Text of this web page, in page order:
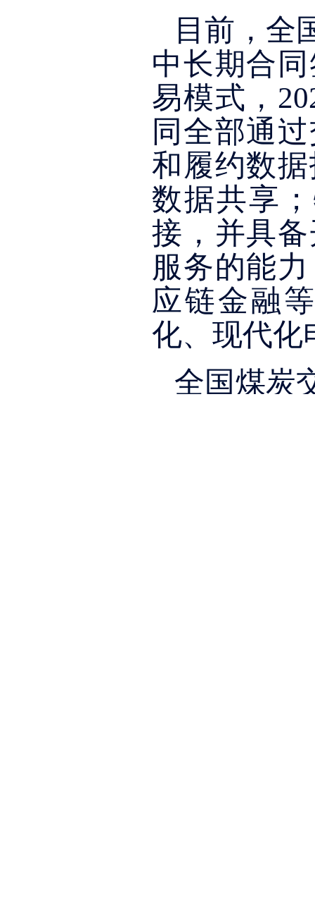
目前，全
中长期合
易模式，
同全部通
和履约数
数据共享
接，并具
服务的能
应链金融
化、现代化
全国煤炭